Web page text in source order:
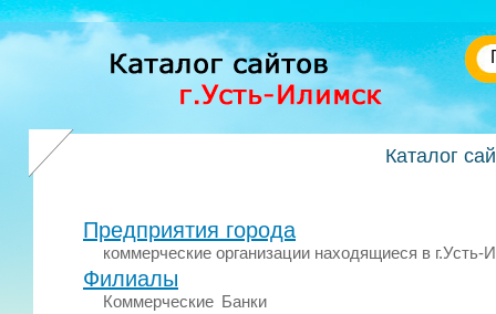
Каталог
Предприятия города
коммерческие организации находящиеся в г.Усть-
Филиалы
Коммерческие Банки